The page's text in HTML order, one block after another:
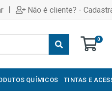
| Não é cliente? -
0
QUÍMICOS TINTAS E